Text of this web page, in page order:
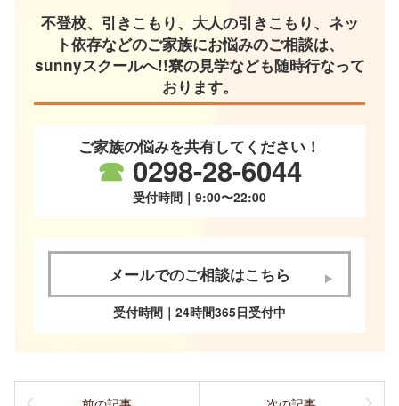
不登校、引きこもり、大人の引きこもり、ネッ
ト依存などのご家族にお悩みのご相談は、
sunnyスクールへ!!寮の見学なども随時行なって
おります。
ご家族の悩みを共有してください！
☎ 0298-28-6044
受付時間｜9:00〜22:00
メールでのご相談はこちら
受付時間｜24時間365日受付中